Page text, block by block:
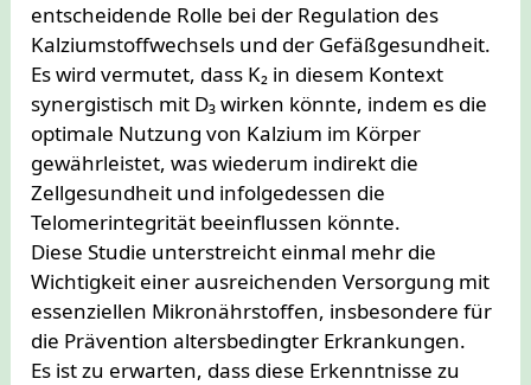
entscheidende Rolle bei der Regulation des
Kalziumstoffwechsels und der Gefäßgesundheit.
Es wird vermutet, dass K₂ in diesem Kontext
synergistisch mit D₃ wirken könnte, indem es die
optimale Nutzung von Kalzium im Körper
gewährleistet, was wiederum indirekt die
Zellgesundheit und infolgedessen die
Telomerintegrität beeinflussen könnte.
Diese Studie unterstreicht einmal mehr die
Wichtigkeit einer ausreichenden Versorgung mit
essenziellen Mikronährstoffen, insbesondere für
die Prävention altersbedingter Erkrankungen.
Es ist zu erwarten, dass diese Erkenntnisse zu